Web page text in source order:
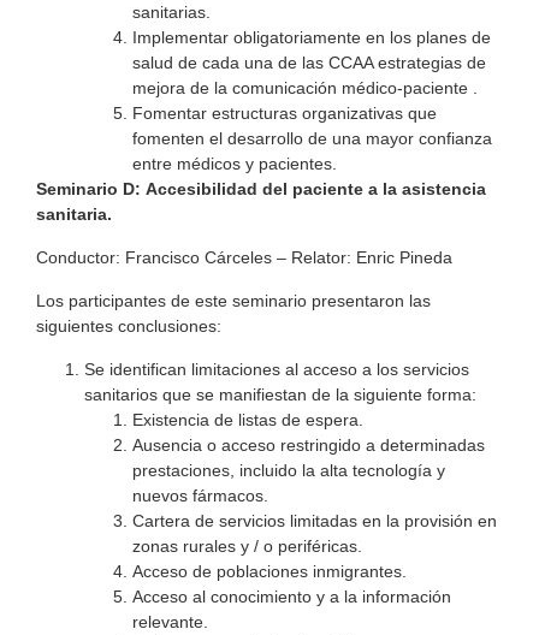
sanitarias.
Implementar obligatoriamente en los planes de
salud de cada una de las CCAA estrategias de
mejora de la comunicación médico-paciente .
Fomentar estructuras organizativas que
fomenten el desarrollo de una mayor confianza
entre médicos y pacientes.
Seminario D: Accesibilidad del paciente a la asistencia
sanitaria.
Conductor: Francisco Cárceles – Relator: Enric Pineda
Los participantes de este seminario presentaron las
siguientes conclusiones:
Se identifican limitaciones al acceso a los servicios
sanitarios que se manifiestan de la siguiente forma:
Existencia de listas de espera.
Ausencia o acceso restringido a determinadas
prestaciones, incluido la alta tecnología y
nuevos fármacos.
Cartera de servicios limitadas en la provisión en
zonas rurales y / o periféricas.
Acceso de poblaciones inmigrantes.
Acceso al conocimiento y a la información
relevante.